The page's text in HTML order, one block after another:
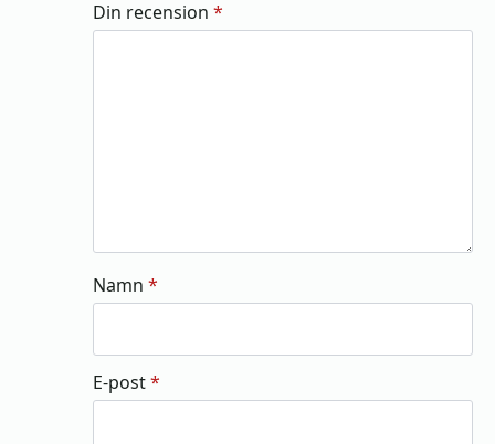
Din recension *
Namn *
E-post*